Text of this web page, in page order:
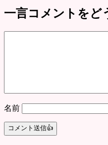
一言コメントをど
名前